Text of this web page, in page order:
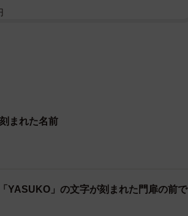
まれた名前
YASUKO」の文字が刻まれた門扉の前で